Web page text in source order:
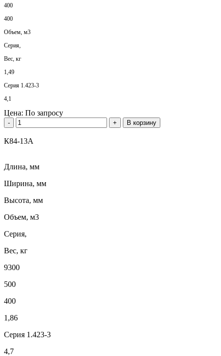
400
400
Объем, м3
Серия,
Вес, кг
1,49
Серия 1.423-3
4,1
Цена: По запросу
- + В корзину
К84-13А
Длина, мм
Ширина, мм
Высота, мм
Объем, м3
Серия,
Вес, кг
9300
500
400
1,86
Серия 1.423-3
4,7